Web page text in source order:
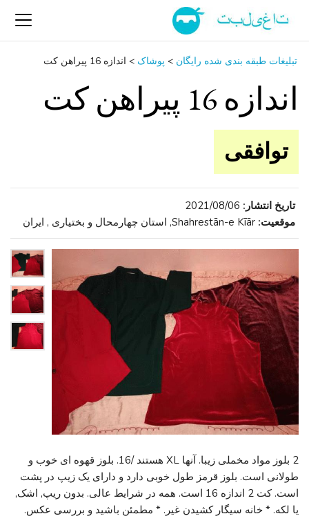
تبلیغات طبقه بندی شده رایگان > پوشاک > اندازه 16 پیراهن کت
اندازه 16 پیراهن کت
توافقی
تاریخ انتشار: 2021/08/06
موقعیت: Shahrestān-e Kīār, استان چهارمحال و بختیاری , ایران
2 بلوز مواد مخملی زیبا. آنها XL هستند /16. بلوز قهوه ای خوب و
طولانی است. بلوز قرمز طول خوبی دارد و دارای یک زیپ در پشت
است. کت 2 اندازه 16 است. همه در شرایط عالی. بدون ریپ, اشک,
یا لکه. * خانه سیگار کشیدن غیر. * مطمئن باشید و بررسی عکس.